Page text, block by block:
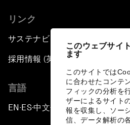
このウェブサイ
ます
このサイトでは
に合わせたコンテ
フィックの分析を
ザーによるサイト
報を収集し、ソー
信、データ解析の
リンク
サステナビリティへの取り組み
採用情報 (英語のみ)
言語
EN ▪ ES▪中文▪ 日本語